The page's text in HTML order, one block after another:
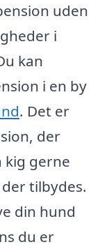
uden
i
kan
i en by
. Det er
der
kig gerne
tilbydes.
din hund
du er